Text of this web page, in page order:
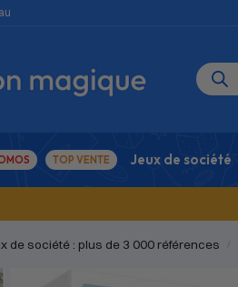
TOP VENTE Jeux de société
de société : plus de 3 000 références